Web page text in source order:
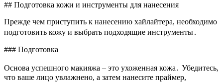
## Подготовка кожи и инструменты для нанесения
Прежде чем приступить к нанесению хайлайтера, необходимо
подготовить кожу и выбрать подходящие инструменты․
### Подготовка
Основа успешного макияжа – это ухоженная кожа․ Убедитесь,
что ваше лицо увлажнено, а затем нанесите праймер,